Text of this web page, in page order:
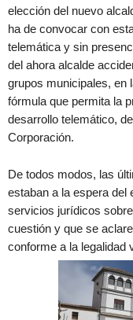
elección del nuevo
ha de convocar con
telemática y sin
del ahora alcalde
grupos municipales, en
fórmula que permita la
desarrollo telemático,
Corporación.
De todos modos, las
estaban a la espera del
servicios jurídicos
cuestión y que se
conforme a la legalidad